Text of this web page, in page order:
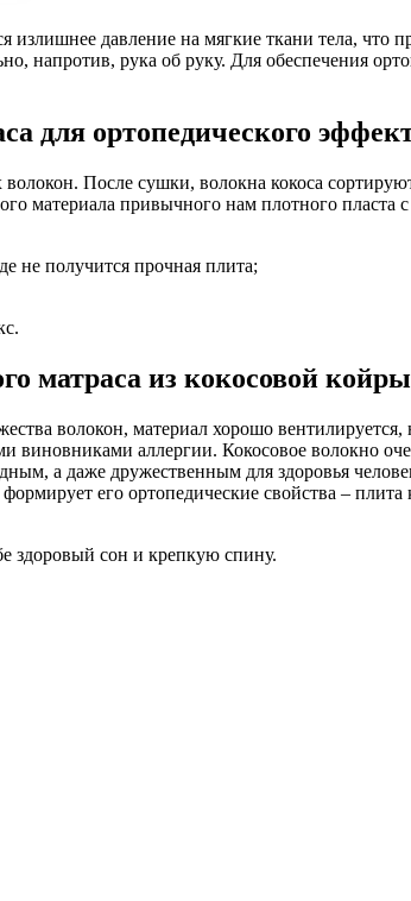
давление на мягкие ткани тела, что
напротив, рука об руку. Для обеспечения
для ортопедического
После сушки, волокна кокоса
материала привычного нам плотного пласта
не получится прочная плита;
матраса из кокосовой койры
волокон, материал хорошо вентилируется,
виновниками аллергии. Кокосовое волокно
а даже дружественным для здоровья
его ортопедические свойства –
здоровый сон и крепкую спину.